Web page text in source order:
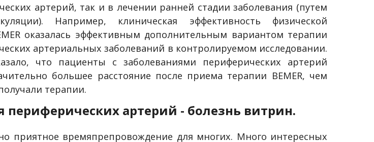
артерий, так и в лечении ранней стадии заболевания (путем
Например, клиническая эффективность физической
оказалась эффективным дополнительным вариантом терапии
артериальных заболеваний в контролируемом исследовании.
что пациенты с заболеваниями периферических артерий
большее расстояние после приема терапии BEMER, чем
терапии.
периферических артерий - болезнь витрин.
приятное времяпрепровождение для многих. Много интересных